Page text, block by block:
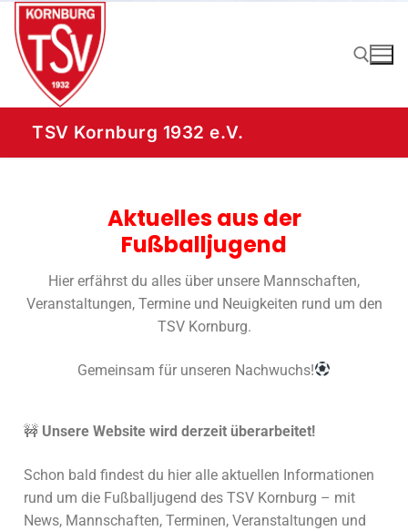
TSV Kornburg 1932 e.V.
Aktuelles aus der
Fußballjugend
Hier erfährst du alles über unsere Mannschaften,
Veranstaltungen, Termine und Neuigkeiten rund um den
TSV Kornburg.
Gemeinsam für unseren Nachwuchs!
🚧 Unsere Website wird derzeit überarbeitet!
Schon bald findest du hier alle aktuellen Informationen
rund um die Fußballjugend des TSV Kornburg – mit
News, Mannschaften, Terminen, Veranstaltungen und